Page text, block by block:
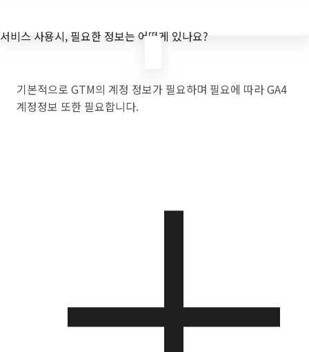
서비스 사용시, 필요한 정보는 어떤게 있나요?
기본적으로 GTM의 계정 정보가 필요하며 필요에 따라 GA4
계정정보 또한 필요합니다.